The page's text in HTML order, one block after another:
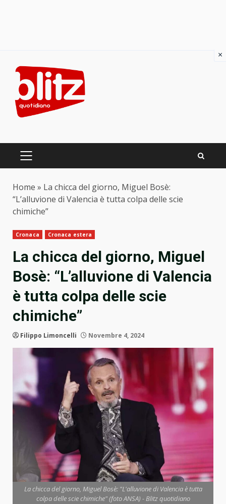
content
PRIMARY
Home » La chicca del giorno, Miguel Bosè:
“L’alluvione di Valencia è tutta colpa delle scie
chimiche”
Cronaca Cronaca estera
La chicca del giorno, Miguel
Bosè: “L’alluvione di Valencia
è tutta colpa delle scie
chimiche”
Filippo Limoncelli Novembre 4, 2024
La chicca del giorno, Miguel Bosè: "L'alluvione di Valencia è tutta
colpa delle scie chimiche" (foto ANSA) - Blitz quotidiano
×